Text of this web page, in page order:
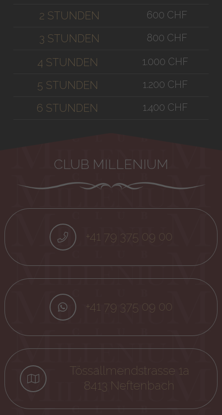
2 STUNDEN 600 CHF
3 STUNDEN 800 CHF
4 STUNDEN 1.000 CHF
5 STUNDEN 1.200 CHF
6 STUNDEN 1.400 CHF
CLUB MILLENIUM
+41 79 375 09 00
+41 79 375 09 00
Tössallmendstrasse 1a
8413 Neftenbach